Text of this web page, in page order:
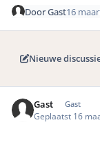
DoorGast16
Nieuwe
Gast Gast
Geplaatst 16